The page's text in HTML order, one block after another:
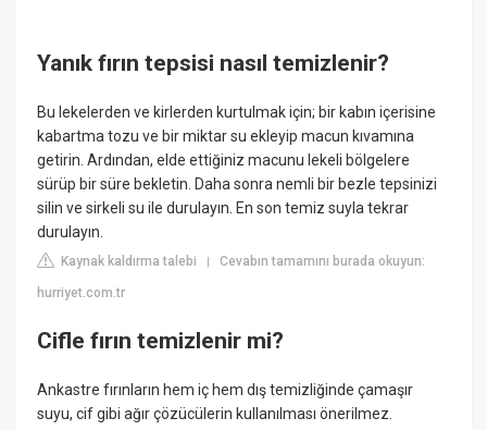
Yanık fırın tepsisi nasıl temizlenir?
Bu lekelerden ve kirlerden kurtulmak için; bir kabın içerisine
kabartma tozu ve bir miktar su ekleyip macun kıvamına
getirin. Ardından, elde ettiğiniz macunu lekeli bölgelere
sürüp bir süre bekletin. Daha sonra nemli bir bezle tepsinizi
silin ve sirkeli su ile durulayın. En son temiz suyla tekrar
durulayın.
Kaynak kaldırma talebi |Cevabın tamamını burada okuyun:
hurriyet.com.tr
Cifle fırın temizlenir mi?
Ankastre fırınların hem iç hem dış temizliğinde çamaşır
suyu, cif gibi ağır çözücülerin kullanılması önerilmez.